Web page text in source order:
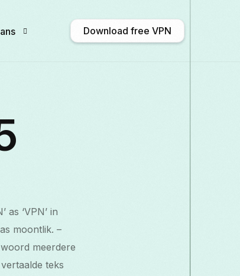
日本語
Download free VPN
‘VPN’ in
moontlik. –
meerdere
teks